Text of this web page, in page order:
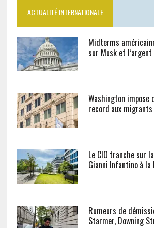
ACTUALITÉ INTERNATIONALE
Midterms
sur Musk et l’argent
Washington impose
record aux
Le CIO tranche sur
Gianni Infantino à la
Rumeurs de
Starmer, Downing